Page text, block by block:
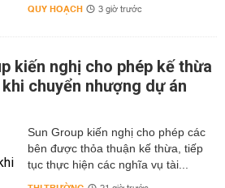
QUY HOẠCH 3 giờ trước
kiến nghị cho phép kế thừa
chuyển nhượng dự án
Sun Group kiến nghị cho phép các
bên được thỏa thuận kế thừa, tiếp
tục thực hiện các nghĩa vụ tài...